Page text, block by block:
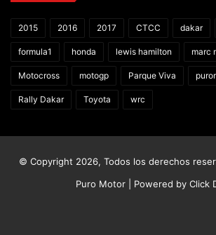
2015 2016 2017 CTCC dakar
formula1 honda lewis hamilton marc
Motocross motogp Parque Viva
Rally Dakar Toyota wrc
© Copyright 2026, Todos los derechos
Puro Motor | Powered by Click